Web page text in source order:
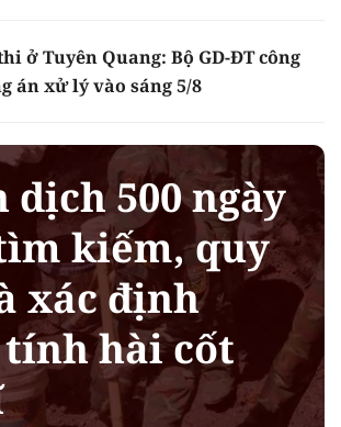
ở Tuyên Quang: Bộ GD-ĐT công
án xử lý vào sáng 5/8
dịch 500 ngày
kiếm, quy
xác định
hài cốt